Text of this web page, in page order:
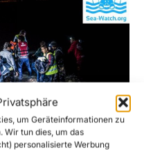
um Geräteinformationen zu
Wir tun dies, um das
personalisierte Werbung